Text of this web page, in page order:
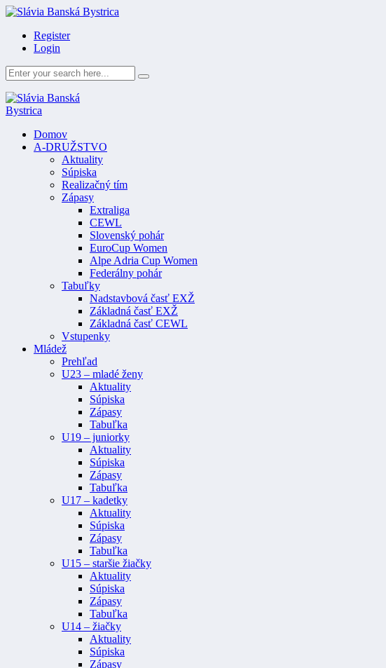
Register
Login
Domov
A-DRUŽSTVO
Aktuality
Súpiska
Realizačný tím
Zápasy
Extraliga
CEWL
Slovenský pohár
EuroCup Women
Alpe Adria Cup Women
Federálny pohár
Tabuľky
Nadstavbová časť EXŽ
Základná časť EXŽ
Základná časť CEWL
Vstupenky
Mládež
Prehľad
U23 – mladé ženy
Aktuality
Súpiska
Zápasy
Tabuľka
U19 – juniorky
Aktuality
Súpiska
Zápasy
Tabuľka
U17 – kadetky
Aktuality
Súpiska
Zápasy
Tabuľka
U15 – staršie žiačky
Aktuality
Súpiska
Zápasy
Tabuľka
U14 – žiačky
Aktuality
Súpiska
Zápasy